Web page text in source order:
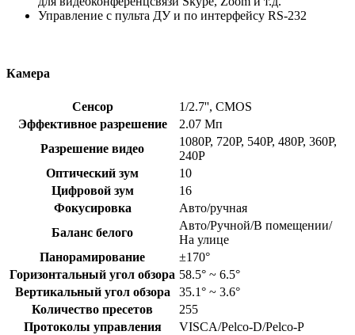
Управление с пульта ДУ и по интерфейсу RS-232
Камера
Сенсор
1/2.7'', CMOS
Эффективное разрешение
2.07 Мп
Разрешение видео
1080P, 720P, 540P, 480P, 360P,
240P
Оптический зум
10
Цифровой зум
16
Фокусировка
Авто/ручная
Баланс белого
Авто/Ручной/В помещении/
На улице
Панорамирование
±170°
Горизонтальный угол обзора 58.5° ~ 6.5°
Вертикальный угол обзора
35.1° ~ 3.6°
Количество пресетов
255
Протоколы управления
VISCA/Pelco-D/Pelco-P